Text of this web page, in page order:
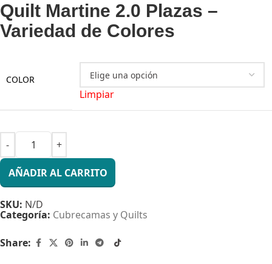
Quilt Martine 2.0 Plazas –
Variedad de Colores
COLOR
Limpiar
AÑADIR AL CARRITO
SKU: N/D
Categoría: Cubrecamas y Quilts
Share: